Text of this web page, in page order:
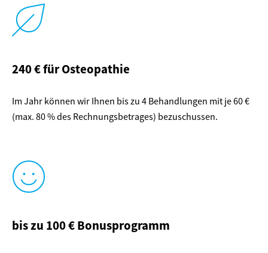
240 € für Osteopathie
Im Jahr können wir Ihnen bis zu 4 Behandlungen mit je 60 €
(max. 80 % des Rechnungsbetrages) bezuschussen.
bis zu 100 € Bonusprogramm​